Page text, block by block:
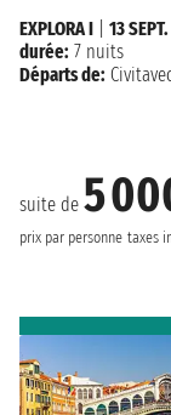
suite de 5
prix par personne taxes
EXPLORA I
13
durée: 7 nuits
Départs de: